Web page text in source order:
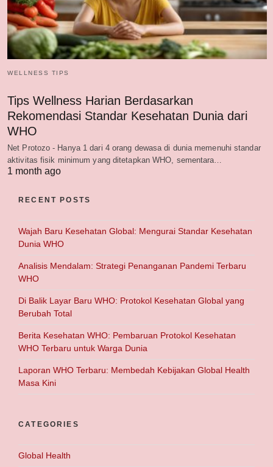
WELLNESS TIPS
Tips Wellness Harian Berdasarkan
Rekomendasi Standar Kesehatan Dunia dari
WHO
Net Protozo - Hanya 1 dari 4 orang dewasa di dunia memenuhi standar
aktivitas fisik minimum yang ditetapkan WHO, sementara…
1 month ago
RECENT POSTS
Wajah Baru Kesehatan Global: Mengurai Standar Kesehatan
Dunia WHO
Analisis Mendalam: Strategi Penanganan Pandemi Terbaru
WHO
Di Balik Layar Baru WHO: Protokol Kesehatan Global yang
Berubah Total
Berita Kesehatan WHO: Pembaruan Protokol Kesehatan
WHO Terbaru untuk Warga Dunia
Laporan WHO Terbaru: Membedah Kebijakan Global Health
Masa Kini
CATEGORIES
Global Health